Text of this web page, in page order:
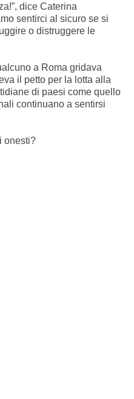
dice Caterina
sentirci al sicuro se si
o distruggere le
a Roma gridava
il petto per la lotta alla
di paesi come quello
continuano a sentirsi
onesti?